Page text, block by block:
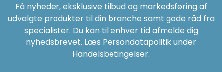
Få nyheder, eksklusive tilbud og markedsføring af
udvalgte produkter til din branche samt gode råd fra
specialister. Du kan til enhver tid afmelde dig
nyhedsbrevet. Læs Persondatapolitik under
Handelsbetingelser.